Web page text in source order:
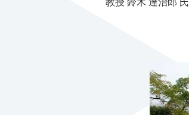
教授 鈴木 達治郎 氏